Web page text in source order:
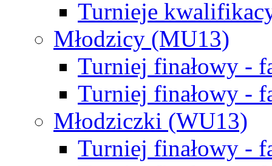
Turnieje
Młodzicy (MU13)
Turniej finałowy -
Turniej finałowy -
Młodziczki (WU13)
Turniej finałowy -